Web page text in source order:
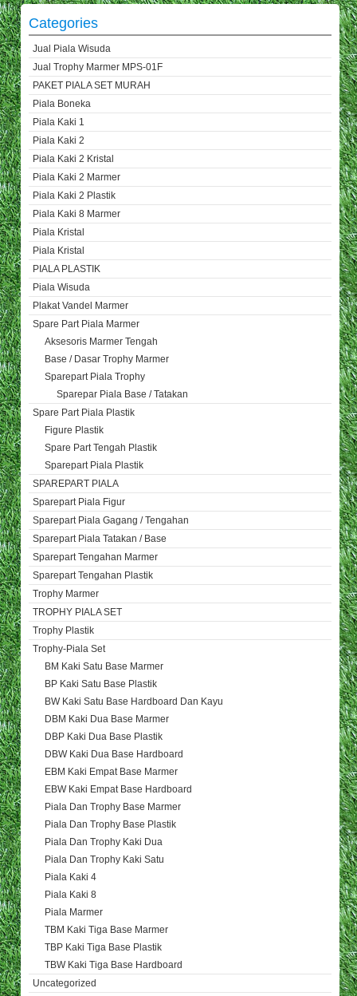
Categories
Jual Piala Wisuda
Jual Trophy Marmer MPS-01F
PAKET PIALA SET MURAH
Piala Boneka
Piala Kaki 1
Piala Kaki 2
Piala Kaki 2 Kristal
Piala Kaki 2 Marmer
Piala Kaki 2 Plastik
Piala Kaki 8 Marmer
Piala Kristal
Piala Kristal
PIALA PLASTIK
Piala Wisuda
Plakat Vandel Marmer
Spare Part Piala Marmer
Aksesoris Marmer Tengah
Base / Dasar Trophy Marmer
Sparepart Piala Trophy
Sparepar Piala Base / Tatakan
Spare Part Piala Plastik
Figure Plastik
Spare Part Tengah Plastik
Sparepart Piala Plastik
SPAREPART PIALA
Sparepart Piala Figur
Sparepart Piala Gagang / Tengahan
Sparepart Piala Tatakan / Base
Sparepart Tengahan Marmer
Sparepart Tengahan Plastik
Trophy Marmer
TROPHY PIALA SET
Trophy Plastik
Trophy-Piala Set
BM Kaki Satu Base Marmer
BP Kaki Satu Base Plastik
BW Kaki Satu Base Hardboard Dan Kayu
DBM Kaki Dua Base Marmer
DBP Kaki Dua Base Plastik
DBW Kaki Dua Base Hardboard
EBM Kaki Empat Base Marmer
EBW Kaki Empat Base Hardboard
Piala Dan Trophy Base Marmer
Piala Dan Trophy Base Plastik
Piala Dan Trophy Kaki Dua
Piala Dan Trophy Kaki Satu
Piala Kaki 4
Piala Kaki 8
Piala Marmer
TBM Kaki Tiga Base Marmer
TBP Kaki Tiga Base Plastik
TBW Kaki Tiga Base Hardboard
Uncategorized